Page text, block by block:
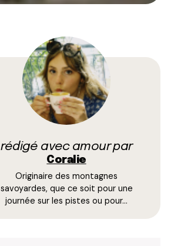
rédigé avec amour par
Coralie
Originaire des montagnes
savoyardes, que ce soit pour une
journée sur les pistes ou pour…